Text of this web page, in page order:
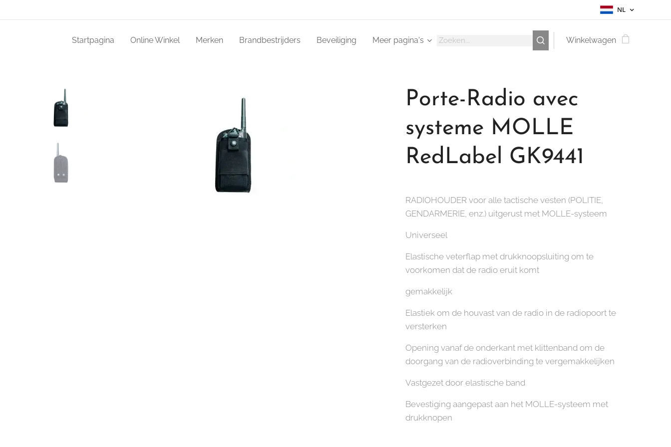
NL
Startpagina Online Winkel Merken Brandbestrijders Beveiliging Meer pagina's Winkelwagen
Porte-Radio avec
systeme MOLLE
RedLabel GK9441
RADIOHOUDER voor alle tactische vesten (POLITIE,
GENDARMERIE, enz.) uitgerust met MOLLE-systeem
Universeel
Elastische veterflap met drukknoopsluiting om te
voorkomen dat de radio eruit komt
gemakkelijk
Elastiek om de houvast van de radio in de radiopoort te
versterken
Opening vanaf de onderkant met klittenband om de
doorgang van de radioverbinding te vergemakkelijken
Vastgezet door elastische band
Bevestiging aangepast aan het MOLLE-systeem met
drukknopen